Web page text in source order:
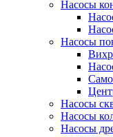
Насосы
Насосы
Насосы
Насосы
Насосы